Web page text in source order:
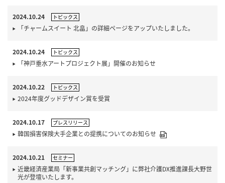
2024.10.24 トピックス
「チャームスイート 北畠」の詳細ページをアップいたしました。
2024.10.24 トピックス
「神戸垂水アートプロジェクト展」開催のお知らせ
2024.10.22 トピックス
2024年度グッドデザイン賞を受賞
2024.10.17 プレスリリース
韓国損害保険大手企業との提携についてのお知らせ
2024.10.21 セミナー
近畿経済産業局「新事業共創マッチング」に弊社介護DX推進課長大野世
光が登壇いたします。